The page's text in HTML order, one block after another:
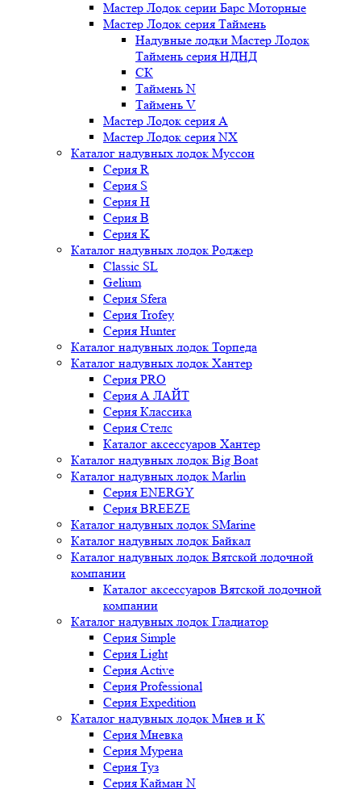
Мастер Лодок серии Барс Моторные
Мастер Лодок серия Таймень
Надувные лодки Мастер Лодок
Таймень серия НДНД
СК
Таймень N
Таймень V
Мастер Лодок серия А
Мастер Лодок серия NX
Каталог надувных лодок Муссон
Серия R
Серия S
Серия H
Серия B
Серия K
Каталог надувных лодок Роджер
Classic SL
Gelium
Серия Sfera
Серия Trofey
Серия Hunter
Каталог надувных лодок Торпеда
Каталог надувных лодок Хантер
Серия PRO
Серия А ЛАЙТ
Серия Классика
Серия Стелс
Каталог аксессуаров Хантер
Каталог надувных лодок Big Boat
Каталог надувных лодок Marlin
Серия ENERGY
Серия BREEZE
Каталог надувных лодок SMarine
Каталог надувных лодок Байкал
Каталог надувных лодок Вятской лодочной
компании
Каталог аксессуаров Вятской лодочной
компании
Каталог надувных лодок Гладиатор
Серия Simple
Серия Light
Серия Active
Серия Professional
Серия Expedition
Каталог надувных лодок Мнев и К
Серия Мневка
Серия Мурена
Серия Туз
Серия Кайман N